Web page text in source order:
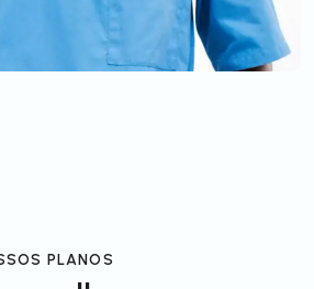
PLANOS